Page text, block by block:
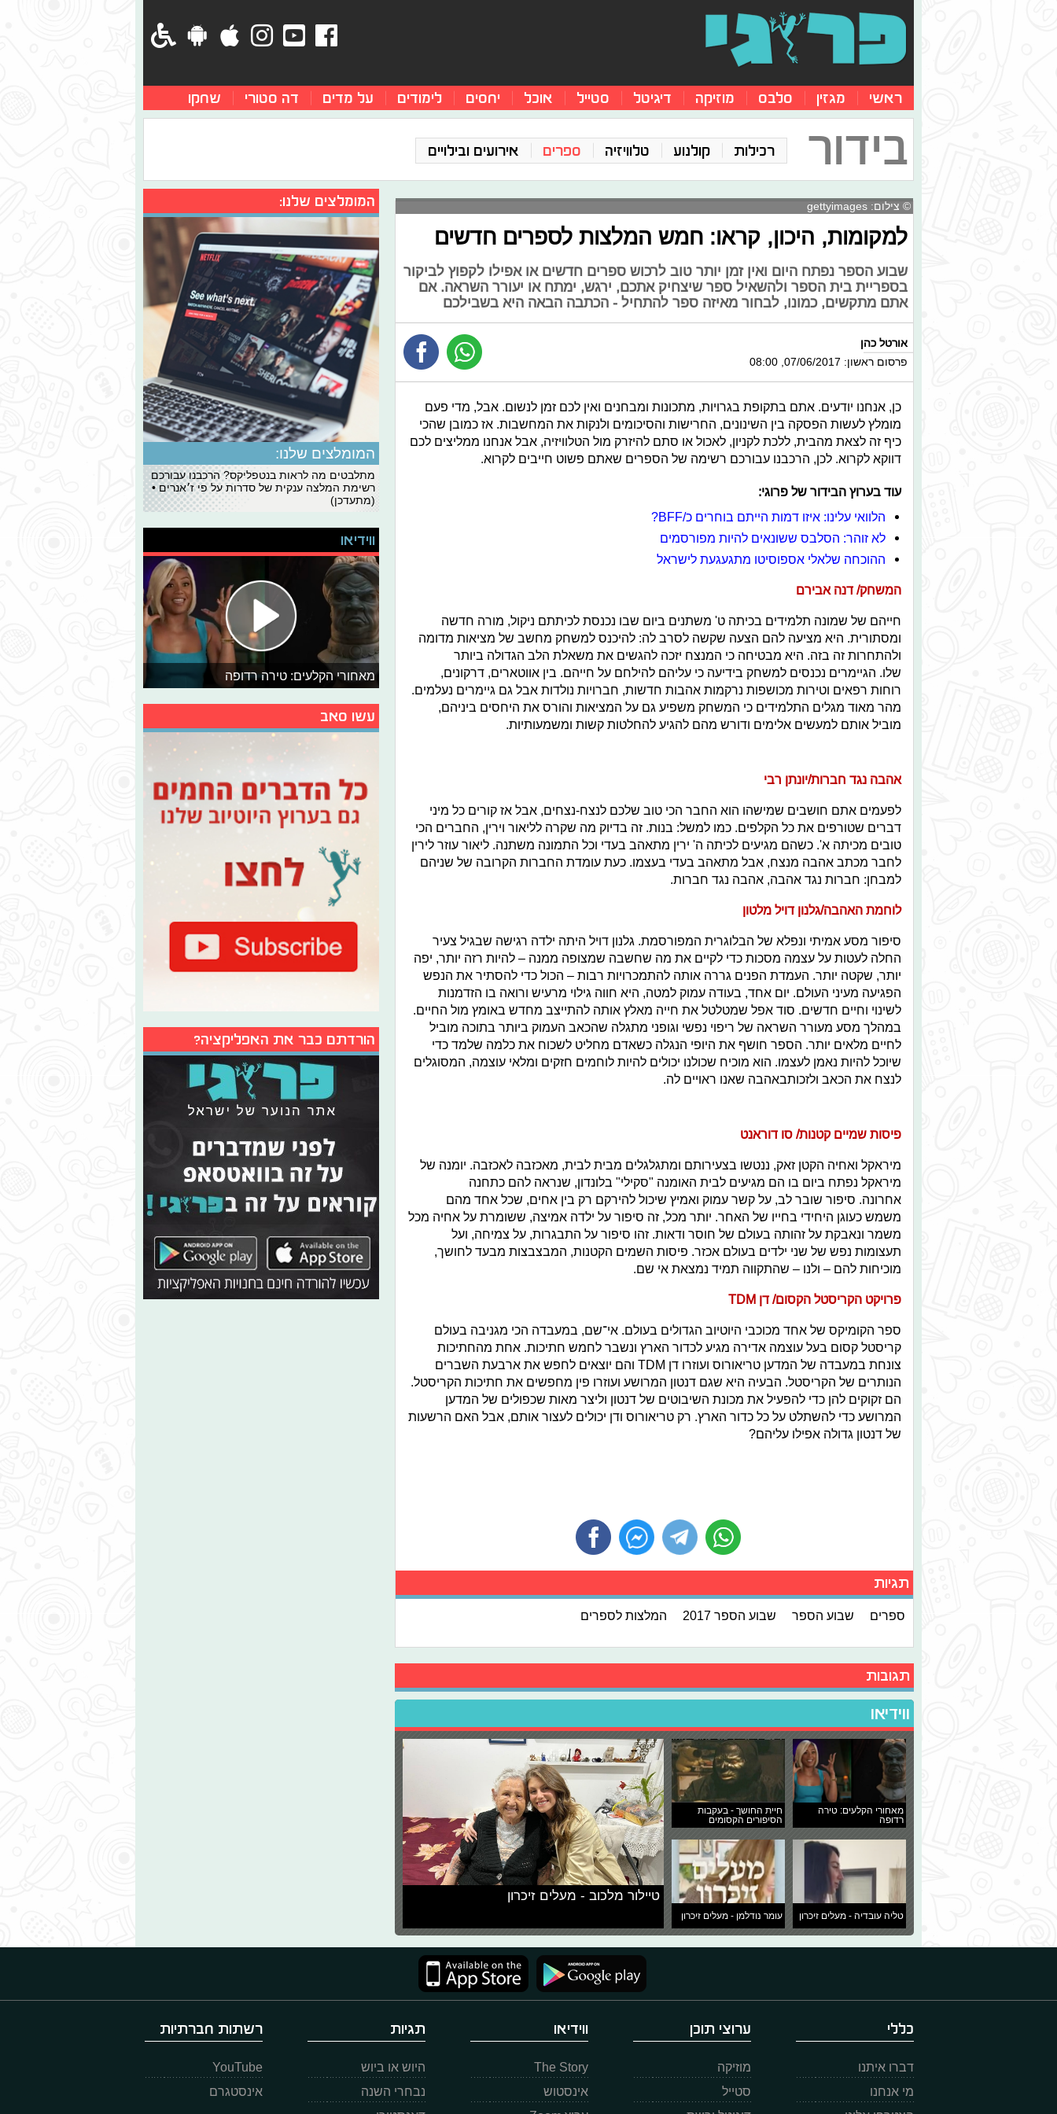
ראשי מגזין סלבס מוזיקה דיגיטל סטייל אוכל יחסים לימודים על מדים דה סטורי שחקו
בידור רכילות קולנוע טלוויזיה ספרים אירועים ובילויים
© צילום: gettyimages
למקומות, היכון, קראו: חמש המלצות לספרים חדשים
שבוע הספר נפתח היום ואין זמן יותר טוב לרכוש ספרים חדשים או אפילו לקפוץ לביקור
בספריית בית הספר ולהשאיל ספר שיצחיק אתכם, ירגש, ימתח או יעורר השראה. אם
אתם מתקשים, כמונו, לבחור מאיזה ספר להתחיל - הכתבה הבאה היא בשבילכם
אורטל כהן
פרסום ראשון: 07/06/2017, 08:00
כן, אנחנו יודעים. אתם בתקופת בגרויות, מתכונות ומבחנים ואין לכם זמן לנשום. אבל, מדי פעם
מומלץ לעשות הפסקה בין השינונים, החרישות והסיכומים ולנקות את המחשבות. אז כמובן שהכי
כיף זה לצאת מהבית, ללכת לקניון, לאכול או סתם להיזרק מול הטלוויזיה, אבל אנחנו ממליצים לכם
דווקא לקרוא. לכן, הרכבנו עבורכם רשימה של הספרים שאתם פשוט חייבים לקרוא.
עוד בערוץ הבידור של פרוגי:
הלוואי עלינו: איזו דמות הייתם בוחרים כ/BFF?
לא זוהר: הסלבס ששונאים להיות מפורסמים
ההוכחה שלאלי אספוסיטו מתגעגעת לישראל
המשחק/ דנה אבירם
חייהם של שמונה תלמידים בכיתה ט' משתנים ביום שבו נכנסת לכיתתם ניקול, מורה חדשה
ומסתורית. היא מציעה להם הצעה שקשה לסרב לה: להיכנס למשחק מחשב של מציאות מדומה
ולהתחרות זה בזה. היא מבטיחה כי המנצח יזכה להגשים את משאלת הלב הגדולה ביותר
שלו. הגיימרים נכנסים למשחק בידיעה כי עליהם להילחם על חייהם. בין אווטארים, דרקונים,
רוחות רפאים וטירות מכושפות נרקמות אהבות חדשות, חברויות נולדות אבל גם גיימרים נעלמים.
מהר מאוד מגלים התלמידים כי המשחק משפיע גם על המציאות והורס את היחסים ביניהם,
מוביל אותם למעשים אלימים ודורש מהם להגיע להחלטות קשות ומשמעותיות.
אהבה נגד חברות/יונתן רבי
לפעמים אתם חושבים שמישהו הוא החבר הכי טוב שלכם לנצח-נצחים, אבל אז קורים כל מיני
דברים שטורפים את כל הקלפים. כמו למשל: בנות. זה בדיוק מה שקרה לליאור וירין, החברים הכי
טובים מכיתה א'. כשהם מגיעים לכיתה ה' ירין מתאהב בעדי וכל התמונה משתנה. ליאור עוזר לירין
לחבר מכתב אהבה מנצח, אבל מתאהב בעדי בעצמו. כעת עומדת החברות הקרובה של שניהם
למבחן: חברות נגד אהבה, אהבה נגד חברות.
לוחמת האהבה/גלנון דויל מלטון
סיפור מסע אמיתי ונפלא של הבלוגרית המפורסמת. גלנון דויל היתה ילדה רגישה שבגיל צעיר
החלה לעטות על עצמה מסכות כדי לקיים את מה שחשבה שמצופה ממנה – להיות רזה יותר, יפה
יותר, שקטה יותר. העמדת הפנים גררה אותה להתמכרויות רבות – הכול כדי להסתיר את הנפש
הפגיעה מעיני העולם. יום אחד, בעודה עמוק למטה, היא חווה גילוי מרעיש ורואה בו הזדמנות
לשינוי וחיים חדשים. סוד אפל שמטלטל את חייה מאלץ אותה להתייצב מחדש באומץ מול החיים.
במהלך מסע מעורר השראה של ריפוי נפשי וגופני מתגלה שהכאב העמוק ביותר בתוכה מוביל
לחיים מלאים יותר. הספר חושף את היופי הנגלה כשאדם מחליט לשכוח את כלמה שלמד כדי
שיוכל להיות נאמן לעצמו. הוא מוכיח שכולנו יכולים להיות לוחמים חזקים ומלאי עוצמה, המסוגלים
לנצח את הכאב ולזכותבאהבה שאנו ראויים לה.
פיסות שמיים קטנות/ סו דוראנט
מיראקל ואחיה הקטן זאק, ננטשו בצעירותם ומתגלגלים מבית לבית, מאכזבה לאכזבה. יומנה של
מיראקל נפתח ביום בו הם מגיעים לבית האומנה "סקילי" בלונדון, שנראה להם כתחנה
אחרונה. סיפור שובר לב, על קשר עמוק ואמיץ שיכול להירקם רק בין אחים, שכל אחד מהם
משמש כעוגן היחידי בחייו של האחר. יותר מכל, זה סיפור על ילדה אמיצה, ששומרת על אחיה מכל
משמר ונאבקת על זהותה בעולם של חוסר ודאות. זהו סיפור על התבגרות, על צמיחה, ועל
תעצומות נפש של שני ילדים בעולם אכזר. פיסות השמים הקטנות, המבצבצות מבעד לחושך,
מוכיחות להם – ולנו – שהתקווה תמיד נמצאת אי שם.
פרויקט הקריסטל הקסום/ דן TDM
ספר הקומיקס של אחד מכוכבי היוטיוב הגדולים בעולם. אי־שם, במעבדה הכי מגניבה בעולם
קריסטל קסום בעל עוצמה אדירה מגיע לכדור הארץ ונשבר לחמש חתיכות. אחת מהחתיכות
צונחת במעבדה של המדען טריאורוס ועוזרו דן TDM והם יוצאים לחפש את ארבעת השברים
הנותרים של הקריסטל. הבעיה היא שגם דנטון המרושע ועוזרו פין מחפשים את חתיכות הקריסטל.
הם זקוקים להן כדי להפעיל את מכונת השיבוטים של דנטון וליצר מאות שכפולים של המדען
המרושע כדי להשתלט על כל כדור הארץ. רק טריאורוס ודן יכולים לעצור אותם, אבל האם הרשעות
של דנטון גדולה אפילו עליהם?
תגיות
ספרים שבוע הספר שבוע הספר 2017 המלצות לספרים
תגובות
ווידיאו
מאחורי הקלעים: טירה
רדופה
חיית החושך - בעקבות
הסיפורים הקסומים
טליה עובדיה - מעלים זיכרון עומר נודלמן - מעלים זיכרון
טיילור מלכוב - מעלים זיכרון
המומלצים שלנו:
המומלצים שלנו:
מתלבטים מה לראות בנטפליקס? הרכבנו עבורכם
רשימת המלצה ענקית של סדרות על פי ז׳אנרים •
(מתעדכן)
ווידיאו
מאחורי הקלעים: טירה רדופה
עשו סאב
הורדתם כבר את האפליקציה?
כללי
דברו איתנו
מי אנחנו
ערוצי תוכן
מוזיקה
סטייל
ווידיאו
The Story
אינסטוש
תגיות
היוש או ביוש
נבחרי השנה
רשתות חברתיות
YouTube
אינסטגרם